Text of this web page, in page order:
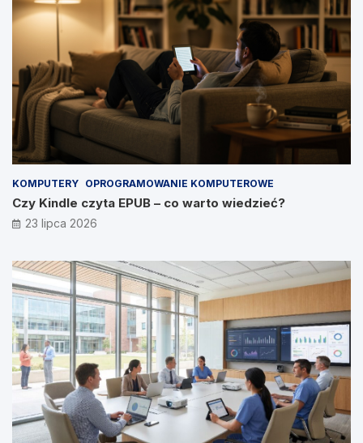
KOMPUTERY OPROGRAMOWANIE KOMPUTEROWE
Czy Kindle czyta EPUB – co warto wiedzieć?
23 lipca 2026